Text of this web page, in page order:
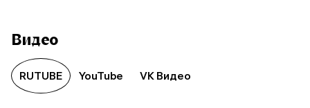
Видео
RUTUBE YouTube VK Видео